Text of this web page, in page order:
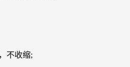
不收缩;